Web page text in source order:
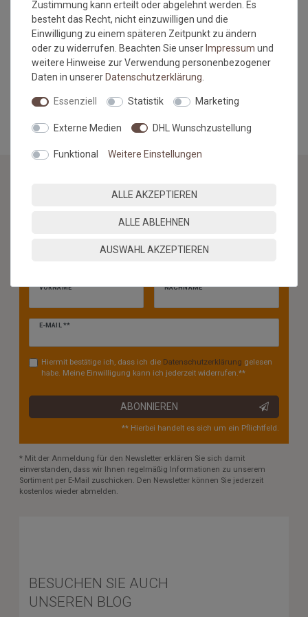
Maßtoleranzen von 1-3 % können auftreten und sind völlig
normal. Sonderanfertigungen im Wunschmaß sind vom
Umtausch/Rückgabe ausgeschlossen.
Hinweis Bordürenteppiche: Übersteigt die Länge das 2,5 fache
der Breite, besteht das Risiko der Wellenbildung.
MEHR INFORMATIONEN ZUM EU VERANTWORTLICHEN »
NEWSLETTER
und erfahren Sie von den neuesten Produkten als
VORNAME NACHNAME
E-MAIL **
Newsletter
Hiermit bestätige ich, dass ich die Daten­schutz­erklärung gelesen
habe. Meine Einwilligung kann ich jederzeit widerrufen.**
ABONNIEREN
** Hierbei handelt es sich um ein Pflichtfeld.
* Mit der Anmeldung für den Newsletter erklären Sie sich damit
einverstanden, dass wir Ihnen regelmäßig Informationen zu unserem
Sortiment per E-Mail zuschicken. Den Newsletter können Sie jederzeit
kostenlos wieder abmelden.
BESUCHEN SIE AUCH
UNSEREN BLOG
Zustimmung kann erteilt oder abgelehnt werden. Es
besteht das Recht, nicht einzuwilligen und die
Einwilligung zu einem späteren Zeitpunkt zu ändern
oder zu widerrufen. Beachten Sie unser Impressum und
weitere Hinweise zur Verwendung personenbezogener
Daten in unserer Daten­schutz­erklärung
Essenziell Statistik Marketing
Externe Medien DHL Wunschzustellung
Funktional Weitere Einstellungen
ALLE AKZEPTIEREN
ALLE ABLEHNEN
AUSWAHL AKZEPTIEREN